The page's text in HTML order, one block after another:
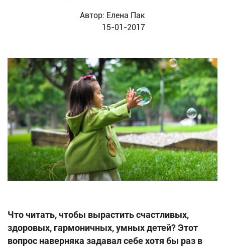
Автор: Елена Пак
15-01-2017
Что читать, чтобы вырастить счастливых,
здоровых, гармоничных, умных детей? Этот
вопрос наверняка задавал себе хотя бы раз в